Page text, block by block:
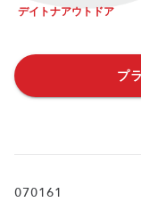
デイトナアウトドア
プ
070161